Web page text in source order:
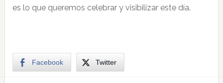
es lo que queremos celebrar y visibilizar este día.
Facebook Twitter